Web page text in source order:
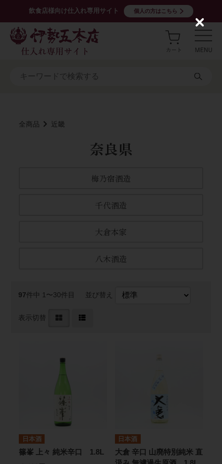
飲食店様向け仕入れ専用サイト 個人の方はこちら
全商品 近畿
奈良県
梅乃宿酒造
千代酒造
大倉本家
八木酒造
97件中 1〜30件目 並び替え
表示切替
日本酒
篠峯 上々 純米辛口 1.8L
日本酒
大倉 辛口 山廃特別純米 直
C
l
s